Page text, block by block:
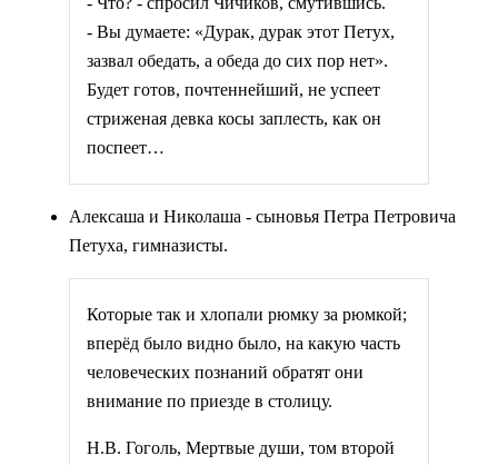
- Вы думаете: «Дурак, дурак этот Петух,
зазвал обедать, а обеда до сих пор нет».
Будет готов, почтеннейший, не успеет
стриженая девка косы заплесть, как он
поспеет…
Алексаша и Николаша - сыновья Петра Петровича
Петуха, гимназисты.
Которые так и хлопали рюмку за рюмкой;
вперёд было видно было, на какую часть
человеческих познаний обратят они
внимание по приезде в столицу.
Н.В. Гоголь, Мертвые души, том второй